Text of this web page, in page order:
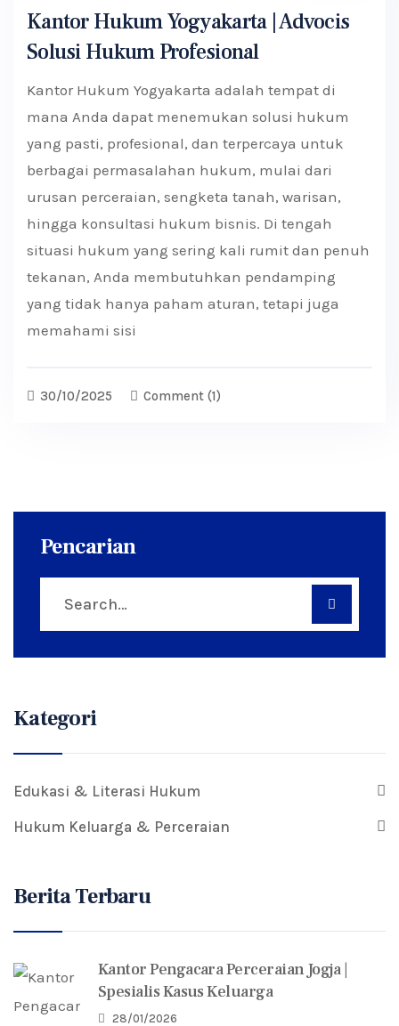
Kantor Hukum Yogyakarta | Advocis
Solusi Hukum Profesional
Kantor Hukum Yogyakarta adalah tempat di
mana Anda dapat menemukan solusi hukum
yang pasti, profesional, dan terpercaya untuk
berbagai permasalahan hukum, mulai dari
urusan perceraian, sengketa tanah, warisan,
hingga konsultasi hukum bisnis. Di tengah
situasi hukum yang sering kali rumit dan penuh
tekanan, Anda membutuhkan pendamping
yang tidak hanya paham aturan, tetapi juga
memahami sisi
30/10/2025 Comment (1)
Pencarian
Kategori
Edukasi & Literasi Hukum
Hukum Keluarga & Perceraian
Berita Terbaru
Kantor Pengacara Perceraian Jogja |
Spesialis Kasus Keluarga
28/01/2026